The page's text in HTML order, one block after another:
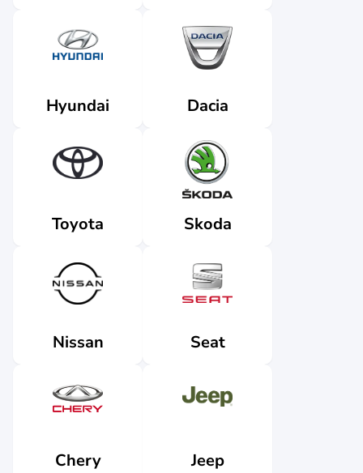
Hyundai Dacia
Toyota Skoda
Nissan Seat
Chery Jeep